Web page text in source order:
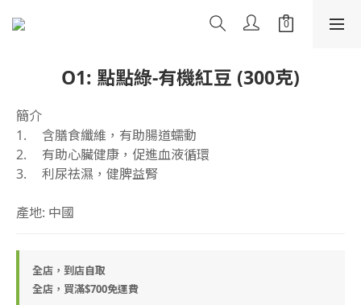
O1: 點點綠-有機紅豆 (300克)
簡介
1.	含膳食纖維，有助腸道蠕動
2.	有助心臟健康，促進血液循環
3.	利尿祛濕，健脾益腎
產地: 中國
全店，到店自取
全店，買滿$700免運費